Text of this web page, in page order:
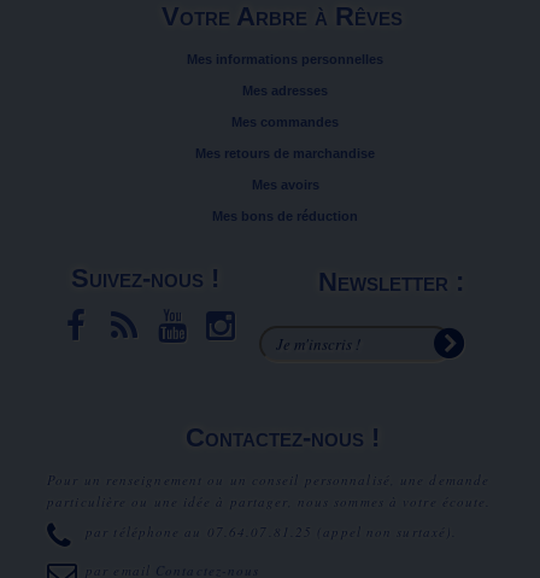
Votre Arbre à Rêves
Mes informations personnelles
Mes adresses
Mes commandes
Mes retours de marchandise
Mes avoirs
Mes bons de réduction
Suivez-nous ! Newsletter :
Contactez-nous !
Pour un renseignement ou un conseil personnalisé, une demande
particulière ou une idée à partager, nous sommes à votre écoute.
par téléphone au
07.64.07.81.25 (appel non surtaxé).
par email Contactez-nous